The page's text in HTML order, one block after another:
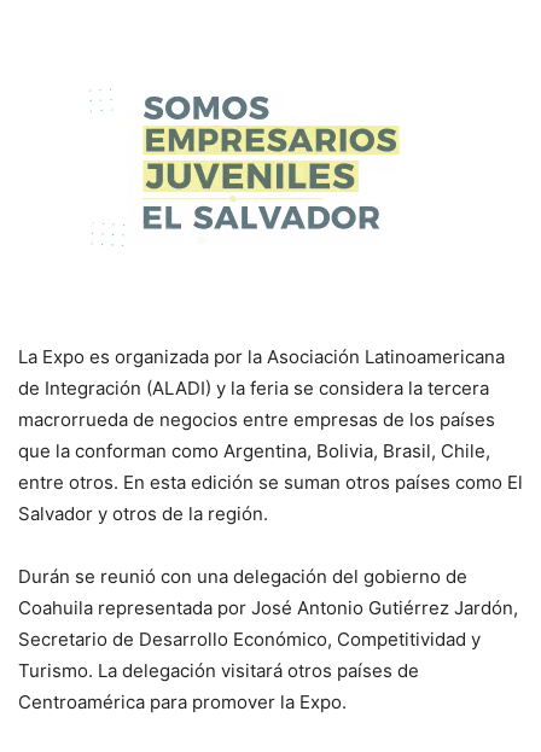
La Expo es organizada por la Asociación Latinoamericana
de Integración (ALADI) y la feria se considera la tercera
macrorrueda de negocios entre empresas de los países
que la conforman como Argentina, Bolivia, Brasil, Chile,
entre otros. En esta edición se suman otros países como El
Salvador y otros de la región.
Durán se reunió con una delegación del gobierno de
Coahuila representada por José Antonio Gutiérrez Jardón,
Secretario de Desarrollo Económico, Competitividad y
Turismo. La delegación visitará otros países de
Centroamérica para promover la Expo.